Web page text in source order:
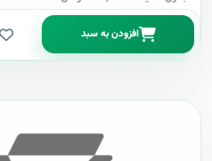
افزودن به سبد